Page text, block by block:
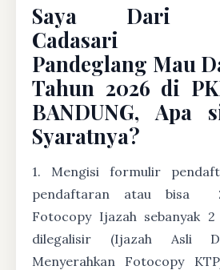
Saya Dari
Cadasari
Pandeglang Mau
Tahun 2026 di
BANDUNG, Apa
Syaratnya?
1. Mengisi formulir
pendaftaran atau bisa
Fotocopy Ijazah sebanyak
dilegalisir (Ijazah Asli
Menyerahkan Fotocopy